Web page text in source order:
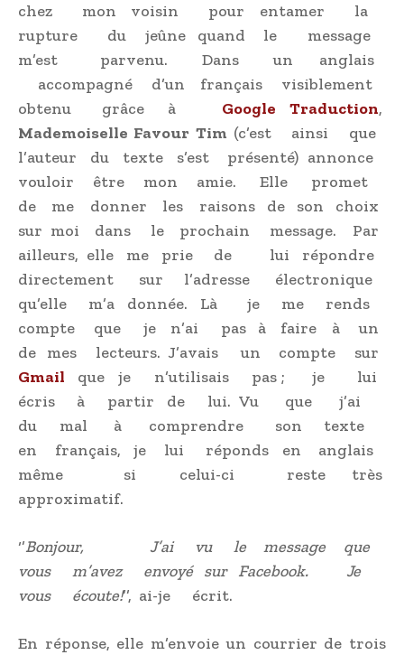
chez mon voisin pour entamer la
rupture du jeûne quand le message
m’est parvenu. Dans un anglais
accompagné d’un français visiblement
obtenu grâce à Google Traduction,
Mademoiselle Favour Tim (c’est ainsi que
l’auteur du texte s’est présenté) annonce
vouloir être mon amie. Elle promet
de me donner les raisons de son choix
sur moi dans le prochain message. Par
ailleurs, elle me prie de lui répondre
directement sur l’adresse électronique
qu’elle m’a donnée. Là je me rends
compte que je n’ai pas à faire à un
de mes lecteurs. J’avais un compte sur
Gmail
que je n’utilisais pas ; je lui
écris à partir de lui. Vu que j’ai
du mal à comprendre son texte
en français, je lui réponds en anglais
même si celui-ci reste très
approximatif.
‘’Bonjour, J’ai vu le message que
vous m’avez envoyé sur Facebook. Je
vous écoute!’’, ai-je écrit.
En réponse, elle m’envoie un courrier de trois